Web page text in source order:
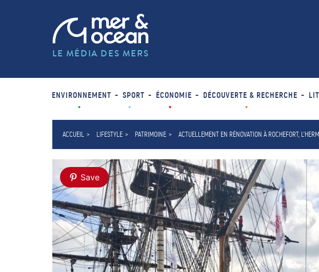
LE MÉDIA DES MERS
ENVIRONNEMENT SPORT ÉCONOMIE DÉCOUVERTE & RECHERCHE
ACCUEIL LIFESTYLE PATRIMOINE ACTUELLEMENT EN RÉNOVATION À ROCHEFORT,
Save